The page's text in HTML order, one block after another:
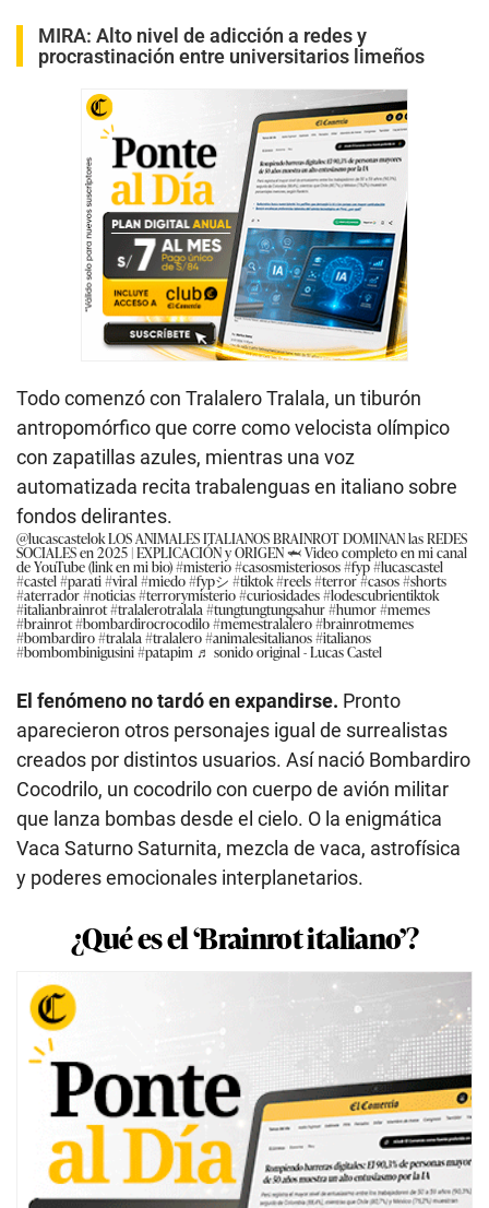
MIRA: Alto nivel de adicción a redes y
procrastinación entre universitarios limeños
Todo comenzó con Tralalero Tralala, un tiburón
antropomórfico que corre como velocista olímpico
con zapatillas azules, mientras una voz
automatizada recita trabalenguas en italiano sobre
fondos delirantes.
@lucascastelokLOS ANIMALES ITALIANOS BRAINROT DOMINAN las REDES
SOCIALES en 2025 | EXPLICACIÓN y ORIGEN 🦈 Video completo en mi canal
de YouTube (link en mi bio)#misterio#casosmisteriosos#fyp#lucascastel
#castel#parati#viral#miedo#fypシ #tiktok#reels#terror#casos#shorts
#aterrador#noticias#terrorymisterio#curiosidades#lodescubrientiktok
#italianbrainrot#tralalerotralala#tungtungtungsahur#humor#memes
#brainrot#bombardirocrocodilo#memestralalero#brainrotmemes
#bombardiro#tralala#tralalero#animalesitalianos#italianos
#bombombinigusini#patapim ♬ sonido original - Lucas Castel
El fenómeno no tardó en expandirse. Pronto
aparecieron otros personajes igual de surrealistas
creados por distintos usuarios. Así nació Bombardiro
Cocodrilo, un cocodrilo con cuerpo de avión militar
que lanza bombas desde el cielo. O la enigmática
Vaca Saturno Saturnita, mezcla de vaca, astrofísica
y poderes emocionales interplanetarios.
¿Qué es el ‘Brainrot italiano’?